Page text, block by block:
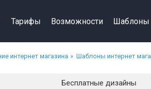
Тарифы Возможности Шаблоны
интернет магазина Шаблоны интернет
Бесплатные дизайны